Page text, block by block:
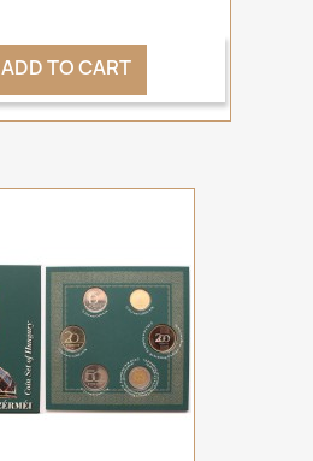
ADD TO CART